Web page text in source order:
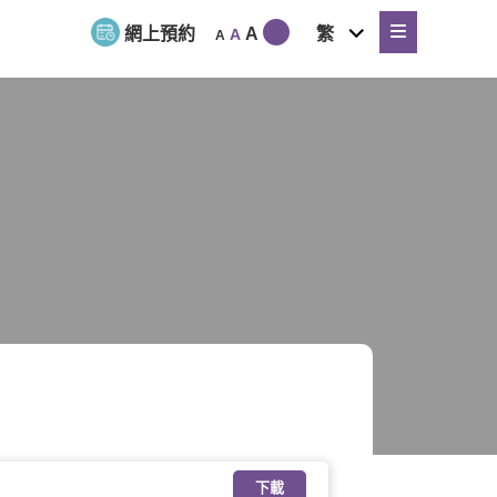
網上預約 A A A 繁
expand
child
menu
下載